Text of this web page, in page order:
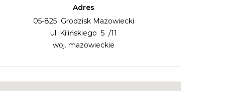
Adres
05-825 Grodzisk Mazowiecki
ul. Kilińskiego 5 /11
woj. mazowieckie